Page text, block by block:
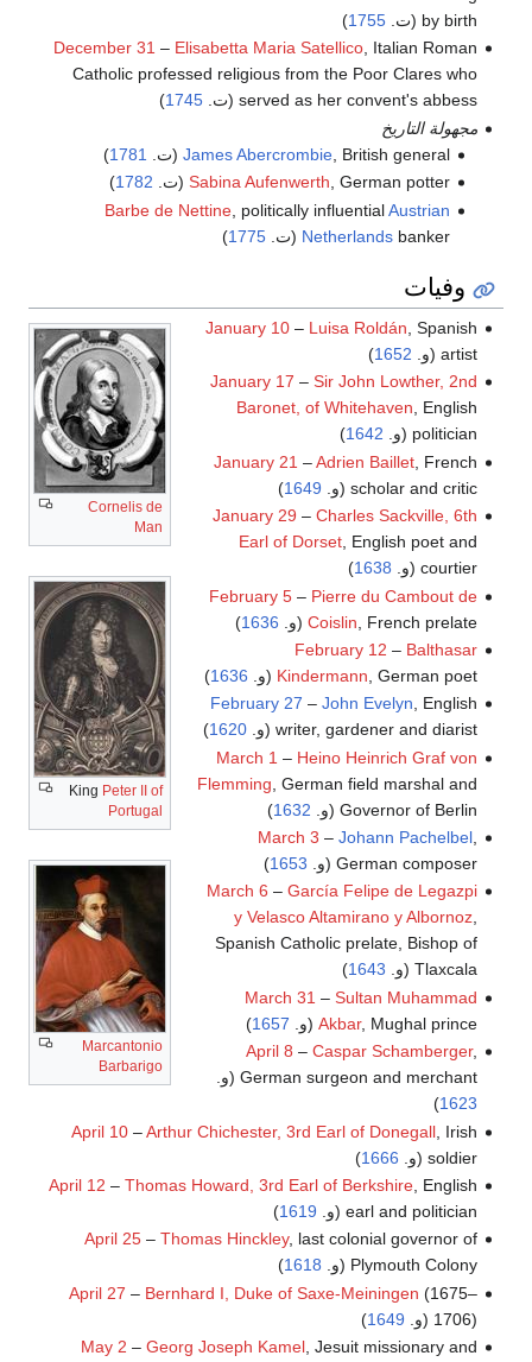
by birth (ت.
1755
)
December 31 – Elisabetta Maria Satellico, Italian Roman
Catholic professed religious from the Poor Clares who
served as her convent's abbess (ت.
1745
)
مجهولة التاريخ
James Abercrombie , British general (ت. 1781
)
Sabina Aufenwerth, German potter (ت. 1782
)
Barbe de Nettine , politically influentialAustrian
Netherlands banker (ت. 1775
)
وفيات
Cornelis de
Man
King Peter II of
Portugal
Marcantonio
Barbarigo
January 10– Luisa Roldán , Spanish
artist (و.
1652
)
January 17 – Sir John Lowther, 2nd
Baronet, of Whitehaven, English
politician (و.
1642
)
January 21 –Adrien Baillet, French
scholar and critic (و.
1649
)
January 29 – Charles Sackville, 6th
Earl of Dorset, English poet and
courtier (و.
1638
)
February 5– Pierre du Cambout de
Coislin , French prelate (و. 1636
)
February 12 – Balthasar
Kindermann , German poet (و. 1636
)
February 27 – John Evelyn, English
writer, gardener and diarist (و.
1620
)
March 1 – Heino Heinrich Graf von
Flemming , German field marshal and
Governor of Berlin (و.
1632
)
March 3 – Johann Pachelbel,
German composer (و.
1653
)
March 6 – García Felipe de Legazpi
y Velasco Altamirano y Albornoz,
Spanish Catholic prelate, Bishop of
Tlaxcala (و.
1643
)
March 31 – Sultan Muhammad
Akbar, Mughal prince (و. 1657
)
April 8 – Caspar Schamberger,
German surgeon and merchant (و.
1623
)
April 10–Arthur Chichester, 3rd Earl of Donegall, Irish
soldier (و.
1666
)
April 12 – Thomas Howard, 3rd Earl of Berkshire, English
earl and politician (و.
1619
)
April 25– Thomas Hinckley, last colonial governor of
Plymouth Colony (و.
1618
)
April 27 – Bernhard I, Duke of Saxe-Meiningen (1675–
1706) (و.
1649
)
May 2 – Georg Joseph Kamel, Jesuit missionary and